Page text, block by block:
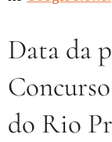
Data da
do Rio